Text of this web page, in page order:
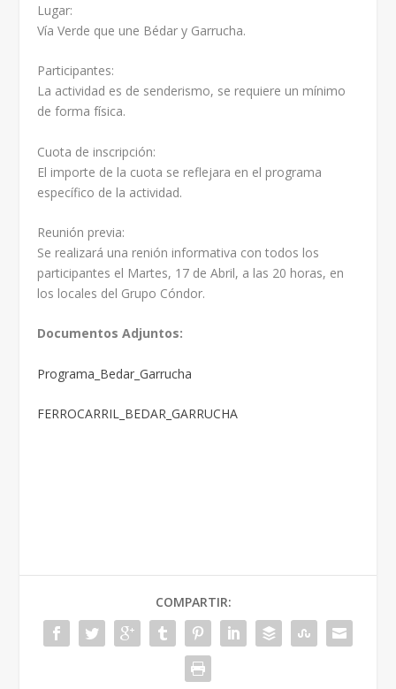
Lugar:
Vía Verde que une Bédar y Garrucha.
Participantes:
La actividad es de senderismo, se requiere un mínimo
de forma física.
Cuota de inscripción:
El importe de la cuota se reflejara en el programa
específico de la actividad.
Reunión previa:
Se realizará una renión informativa con todos los
participantes el Martes, 17 de Abril, a las 20 horas, en
los locales del Grupo Cóndor.
Documentos Adjuntos:
Programa_Bedar_Garrucha
FERROCARRIL_BEDAR_GARRUCHA
COMPARTIR: